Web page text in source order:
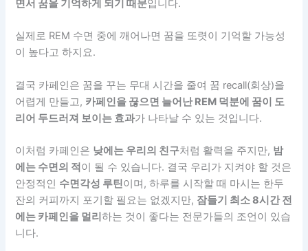
면서 꿈을 기억하게 되기 때문입니다.
실제로 REM 수면 중에 깨어나면 꿈을 또렷이 기억할 가능성
이 높다고 하지요.
결국 카페인은 꿈을 꾸는 무대 시간을 줄여 꿈 recall(회상)을
어렵게 만들고, 카페인을 끊으면 늘어난 REM 덕분에 꿈이 도
리어 두드러져 보이는 효과가 나타날 수 있는 것입니다.
이처럼 카페인은 낮에는 우리의 친구처럼 활력을 주지만, 밤
에는 수면의 적 이 될 수 있습니다. 결국 우리가 지켜야 할 것은
안정적인 수면각성 루틴이며, 하루를 시작할 때 마시는 한두
잔의 커피까지 포기할 필요는 없겠지만, 잠들기 최소 8시간 전
에는 카페인을 멀리하는 것이 좋다는 전문가들의 조언이 있습
니다.